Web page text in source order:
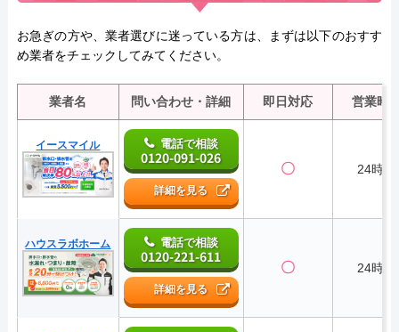
お急ぎの方や、業者選びに迷っている方は、まずは以下のおすす
め業者をチェックしてみてください。
業者名 問い合わせ・詳細 即日対応 営業時
イースマイル 電話で相談
0120-091-026
詳細を見る
〇 24時間
ハウスラボホーム 電話で相談
0120-221-611
詳細を見る
〇 24時間